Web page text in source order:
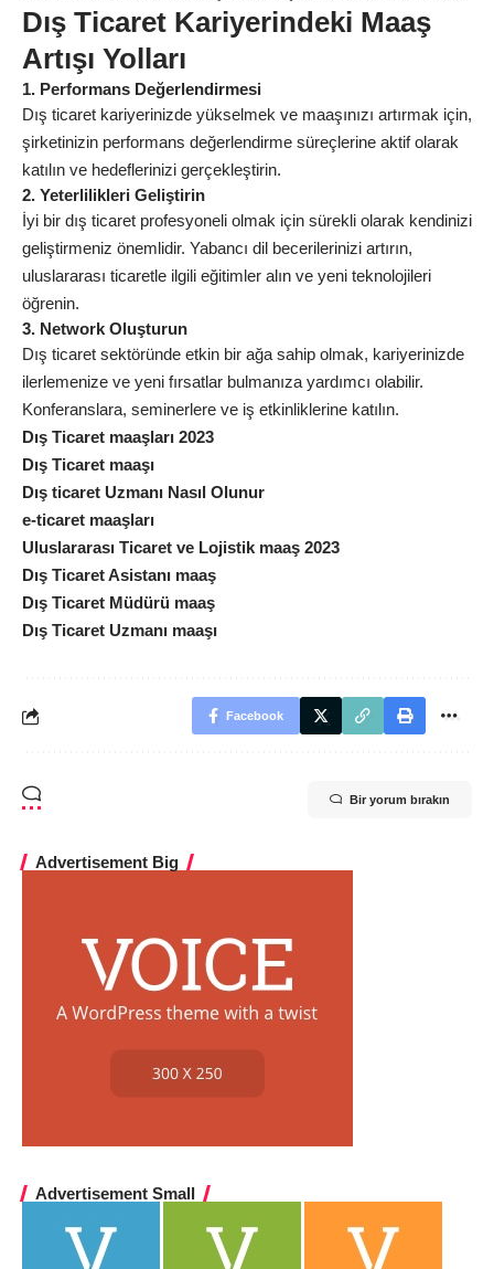
Dış Ticaret Kariyerindeki Maaş
Artışı Yolları
1. Performans Değerlendirmesi
Dış ticaret kariyerinizde yükselmek ve maaşınızı artırmak için,
şirketinizin performans değerlendirme süreçlerine aktif olarak
katılın ve hedeflerinizi gerçekleştirin.
2. Yeterlilikleri Geliştirin
İyi bir dış ticaret profesyoneli olmak için sürekli olarak kendinizi
geliştirmeniz önemlidir. Yabancı dil becerilerinizi artırın,
uluslararası ticaretle ilgili eğitimler alın ve yeni teknolojileri
öğrenin.
3. Network Oluşturun
Dış ticaret sektöründe etkin bir ağa sahip olmak, kariyerinizde
ilerlemenize ve yeni fırsatlar bulmanıza yardımcı olabilir.
Konferanslara, seminerlere ve iş etkinliklerine katılın.
Dış Ticaret maaşları 2023
Dış Ticaret maaşı
Dış ticaret Uzmanı Nasıl Olunur
e-ticaret maaşları
Uluslararası Ticaret ve Lojistik maaş 2023
Dış Ticaret Asistanı maaş
Dış Ticaret Müdürü maaş
Dış Ticaret Uzmanı maaşı
Facebook
Bir yorum bırakın
Advertisement Big
Advertisement Small